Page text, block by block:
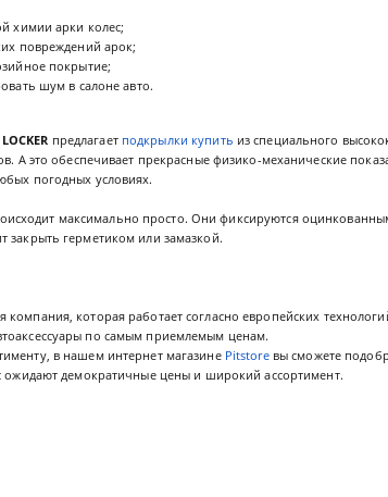
химии арки колес;
повреждений арок;
покрытие;
шум в салоне авто.
предлагает подкрылки купить из специального
А это обеспечивает прекрасные физико-механические
погодных условиях.
максимально просто. Они фиксируются
закрыть герметиком или замазкой.
компания, которая работает согласно европейских
по самым приемлемым ценам.
в нашем интернет магазине Pitstoreвы сможете
ожидают демократичные цены и широкий ассортимент.